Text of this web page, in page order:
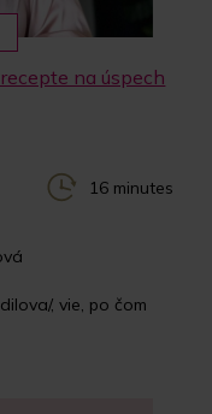
na úspech
16 minutes
, vie, po čom